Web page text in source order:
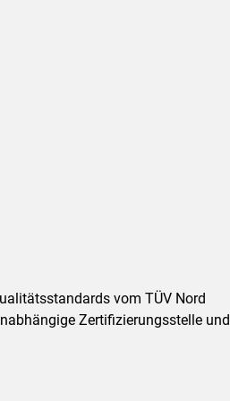
vom TÜV Nord
Zertifizierungsstelle und